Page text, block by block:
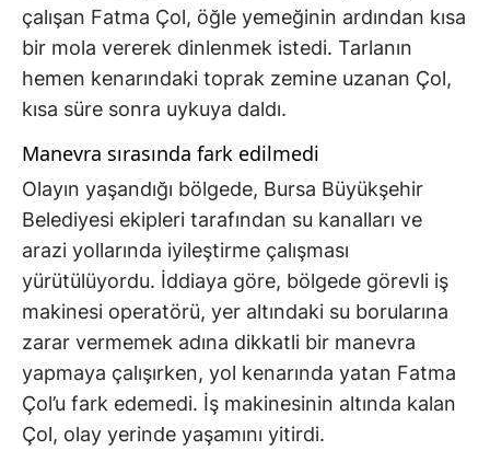
çalışan Fatma Çol, öğle yemeğinin ardından kısa
bir mola vererek dinlenmek istedi. Tarlanın
hemen kenarındaki toprak zemine uzanan Çol,
kısa süre sonra uykuya daldı.
Manevra sırasında fark edilmedi
Olayın yaşandığı bölgede, Bursa Büyükşehir
Belediyesi ekipleri tarafından su kanalları ve
arazi yollarında iyileştirme çalışması
yürütülüyordu. İddiaya göre, bölgede görevli iş
makinesi operatörü, yer altındaki su borularına
zarar vermemek adına dikkatli bir manevra
yapmaya çalışırken, yol kenarında yatan Fatma
Çol’u fark edemedi. İş makinesinin altında kalan
Çol, olay yerinde yaşamını yitirdi.